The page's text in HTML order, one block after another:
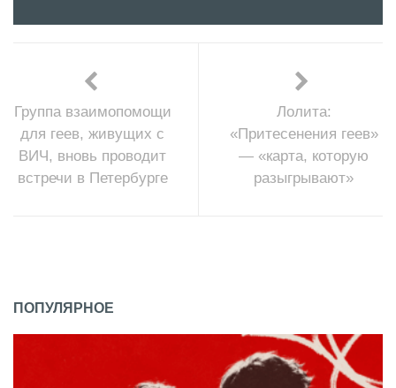
Группа взаимопомощи
для геев, живущих с
ВИЧ, вновь проводит
встречи в Петербурге
Лолита:
«Притесенения геев»
— «карта, которую
разыгрывают»
ПОПУЛЯРНОЕ